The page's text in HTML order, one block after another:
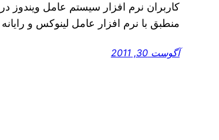
کاربران نرم افزار سیستم عامل
منطبق با نرم افزار عامل لینوکس و
آگوست 30, 2011